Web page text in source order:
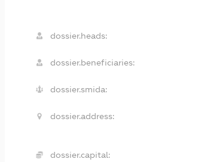
dossier.heads:
dossier.beneficiaries:
dossier.smida:
dossier.address:
dossier.capital: